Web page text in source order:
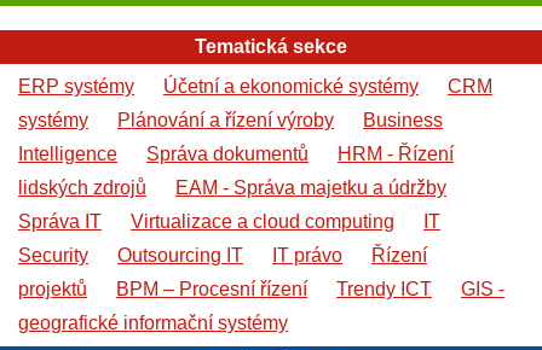
Tematická sekce
ERP systémy
Účetní a ekonomické systémy
CRM
systémy
Plánování a řízení výroby
Business
Intelligence
Správa dokumentů
HRM - Řízení
lidských zdrojů
EAM - Správa majetku a údržby
Správa IT
Virtualizace a cloud computing
IT
Security
Outsourcing IT IT právo
Řízení
projektů
BPM – Procesní řízení Trendy ICT
GIS -
geografické informační systémy